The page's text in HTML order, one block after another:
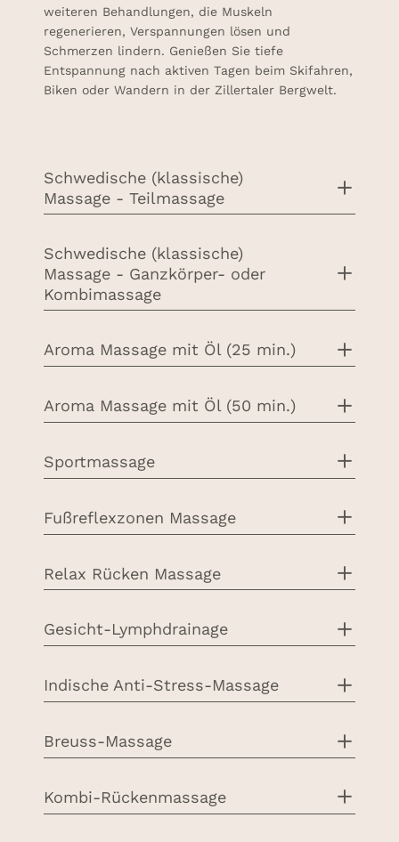
weiteren Behandlungen, die Muskeln
regenerieren, Verspannungen lösen und
Schmerzen lindern. Genießen Sie tiefe
Entspannung nach aktiven Tagen beim Skifahren,
Biken oder Wandern in der Zillertaler Bergwelt.
Schwedische (klassische)
Massage - Teilmassage
Schwedische (klassische)
Massage - Ganzkörper- oder
Kombimassage
Aroma Massage mit Öl (25 min.)
Aroma Massage mit Öl (50 min.)
Sportmassage
Fußreflexzonen Massage
Relax Rücken Massage
Gesicht-Lymphdrainage
Indische Anti-Stress-Massage
Breuss-Massage
Kombi-Rückenmassage